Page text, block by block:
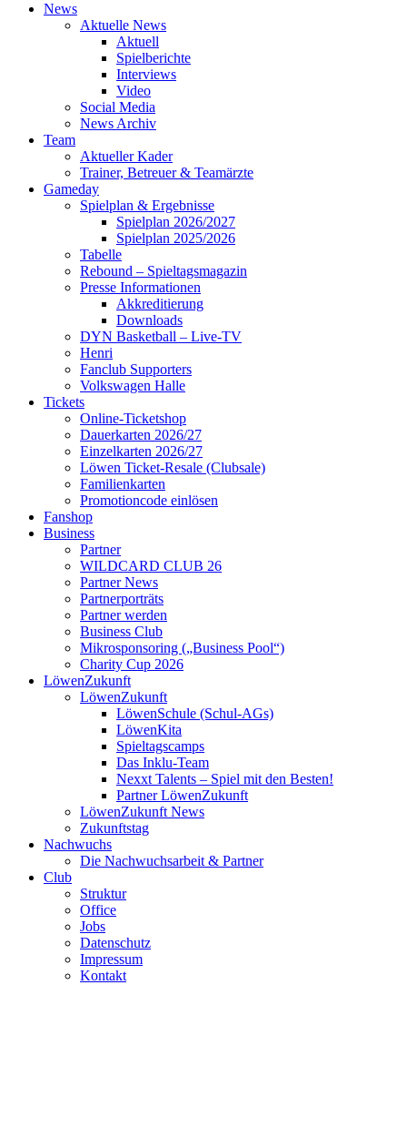
News
Aktuelle News
Aktuell
Spielberichte
Interviews
Video
Social Media
News Archiv
Team
Aktueller Kader
Trainer, Betreuer & Teamärzte
Gameday
Spielplan & Ergebnisse
Spielplan 2026/2027
Spielplan 2025/2026
Tabelle
Rebound – Spieltagsmagazin
Presse Informationen
Akkreditierung
Downloads
DYN Basketball – Live-TV
Henri
Fanclub Supporters
Volkswagen Halle
Tickets
Online-Ticketshop
Dauerkarten 2026/27
Einzelkarten 2026/27
Löwen Ticket-Resale (Clubsale)
Familienkarten
Promotioncode einlösen
Fanshop
Business
Partner
WILDCARD CLUB 26
Partner News
Partnerporträts
Partner werden
Business Club
Mikrosponsoring („Business Pool“)
Charity Cup 2026
LöwenZukunft
LöwenZukunft
LöwenSchule (Schul-AGs)
LöwenKita
Spieltagscamps
Das Inklu-Team
Nexxt Talents – Spiel mit den Besten!
Partner LöwenZukunft
LöwenZukunft News
Zukunftstag
Nachwuchs
Die Nachwuchsarbeit & Partner
Club
Struktur
Office
Jobs
Datenschutz
Impressum
Kontakt